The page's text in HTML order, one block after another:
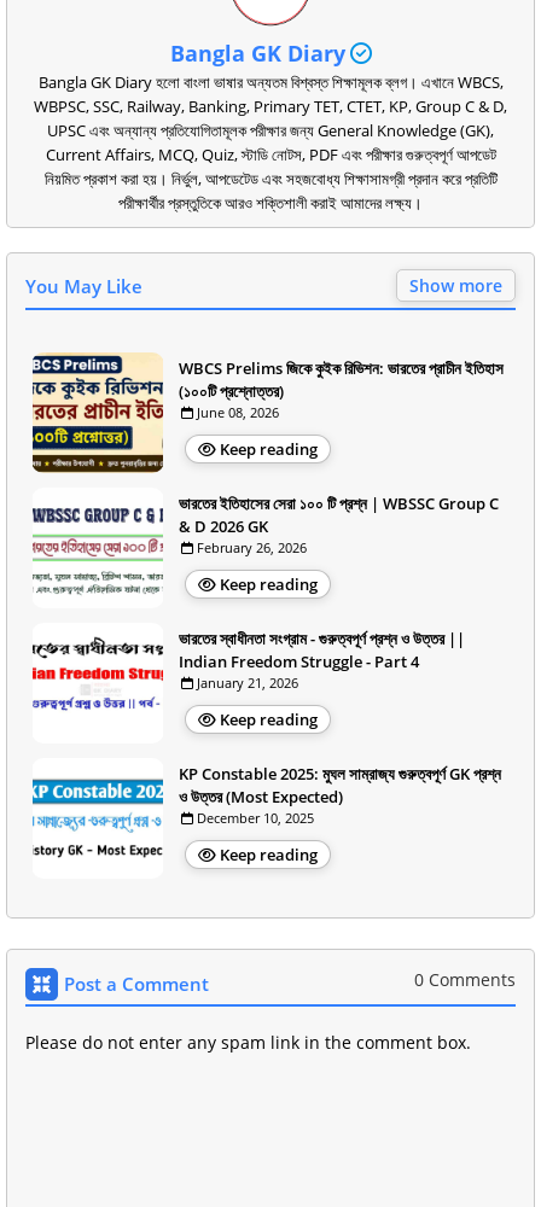
Bangla GK Diary
Bangla GK Diary হলো বাংলা ভাষার অন্যতম বিশ্বস্ত শিক্ষামূলক ব্লগ। এখানে WBCS,
WBPSC, SSC, Railway, Banking, Primary TET, CTET, KP, Group C & D,
UPSC এবং অন্যান্য প্রতিযোগিতামূলক পরীক্ষার জন্য General Knowledge (GK),
Current Affairs, MCQ, Quiz, স্টাডি নোটস, PDF এবং পরীক্ষার গুরুত্বপূর্ণ আপডেট
নিয়মিত প্রকাশ করা হয়। নির্ভুল, আপডেটেড এবং সহজবোধ্য শিক্ষাসামগ্রী প্রদান করে প্রতিটি
পরীক্ষার্থীর প্রস্তুতিকে আরও শক্তিশালী করাই আমাদের লক্ষ্য।
You May Like Show more
WBCS Prelims জিকে কুইক রিভিশন: ভারতের প্রাচীন ইতিহাস
(১০০টি প্রশ্নোত্তর)
June 08, 2026
Keep reading
ভারতের ইতিহাসের সেরা ১০০ টি প্রশ্ন | WBSSC Group C
& D 2026 GK
February 26, 2026
Keep reading
ভারতের স্বাধীনতা সংগ্রাম - গুরুত্বপূর্ণ প্রশ্ন ও উত্তর ||
Indian Freedom Struggle - Part 4
January 21, 2026
Keep reading
KP Constable 2025: মুঘল সাম্রাজ্য গুরুত্বপূর্ণ GK প্রশ্ন
ও উত্তর (Most Expected)
December 10, 2025
Keep reading
Post a Comment 0 Comments
Please do not enter any spam link in the comment box.